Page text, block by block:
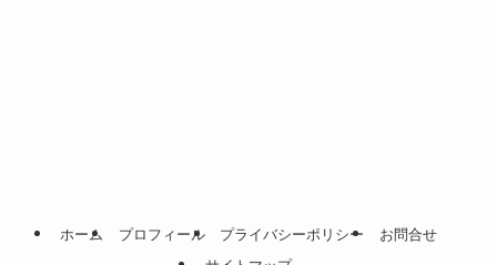
ホーム プロフィール プライバシーポリシー
お問合せ